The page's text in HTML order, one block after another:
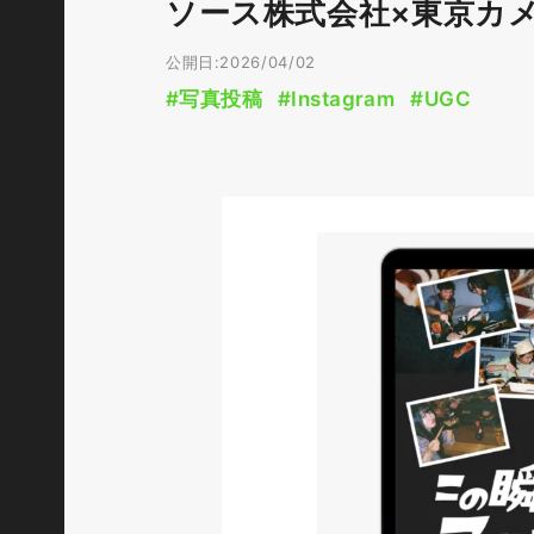
ソース株式会社×東京カ
公開日:2026/04/02
#写真投稿 #Instagram #UGC